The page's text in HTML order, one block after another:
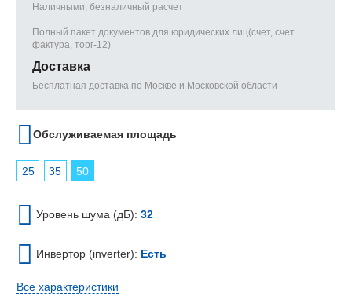
Наличными, безналичный расчет
Полный пакет документов для юридических лиц(счет, счет
фактура, торг-12)
Доставка
Бесплатная доставка по Москве и Московской области
Обслуживаемая площадь
25 35 50
Уровень шума (дБ): 32
Инвертор (inverter): Есть
Все характеристики